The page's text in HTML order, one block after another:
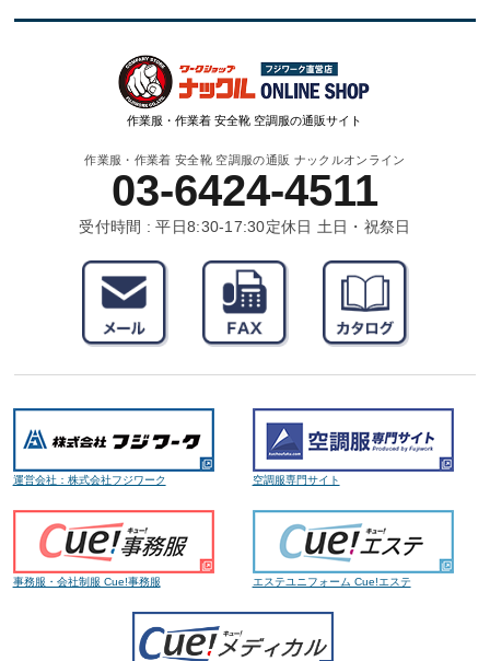
作業服・作業着 安全靴 空調服の通販サイト
作業服・作業着 安全靴 空調服の通販 ナックルオンライン
03-6424-4511
受付時間 : 平日8:30-17:30定休日 土日・祝祭日
運営会社：株式会社フジワーク 空調服専門サイト
事務服・会社制服 Cue!事務服 エステユニフォーム Cue!エステ